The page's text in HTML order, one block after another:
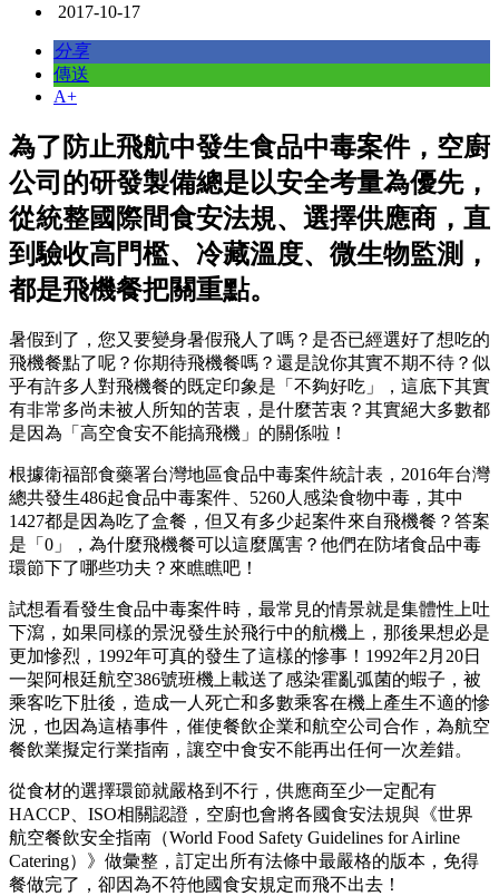
2017-10-17
分享
傳送
A+
為了防止飛航中發生食品中毒案件，空廚
公司的研發製備總是以安全考量為優先，
從統整國際間食安法規、選擇供應商，直
到驗收高門檻、冷藏溫度、微生物監測，
都是飛機餐把關重點。
暑假到了，您又要變身暑假飛人了嗎？是否已經選好了想吃的
飛機餐點了呢？你期待飛機餐嗎？還是說你其實不期不待？似
乎有許多人對飛機餐的既定印象是「不夠好吃」，這底下其實
有非常多尚未被人所知的苦衷，是什麼苦衷？其實絕大多數都
是因為「高空食安不能搞飛機」的關係啦！
根據衛福部食藥署台灣地區食品中毒案件統計表，2016年台灣
總共發生486起食品中毒案件、5260人感染食物中毒，其中
1427都是因為吃了盒餐，但又有多少起案件來自飛機餐？答案
是「0」，為什麼飛機餐可以這麼厲害？他們在防堵食品中毒
環節下了哪些功夫？來瞧瞧吧！
試想看看發生食品中毒案件時，最常見的情景就是集體性上吐
下瀉，如果同樣的景況發生於飛行中的航機上，那後果想必是
更加慘烈，1992年可真的發生了這樣的慘事！1992年2月20日
一架阿根廷航空386號班機上載送了感染霍亂弧菌的蝦子，被
乘客吃下肚後，造成一人死亡和多數乘客在機上產生不適的慘
況，也因為這樁事件，催使餐飲企業和航空公司合作，為航空
餐飲業擬定行業指南，讓空中食安不能再出任何一次差錯。
從食材的選擇環節就嚴格到不行，供應商至少一定配有
HACCP、ISO相關認證，空廚也會將各國食安法規與《世界
航空餐飲安全指南（World Food Safety Guidelines for Airline
Catering）》做彙整，訂定出所有法條中最嚴格的版本，免得
餐做完了，卻因為不符他國食安規定而飛不出去！